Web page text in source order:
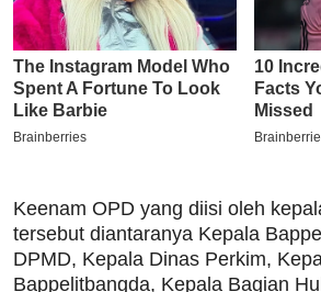
Keenam OPD yang diisi oleh
tersebut diantaranya Kepala
DPMD, Kepala Dinas Perkim,
Bappelitbangda, Kepala Bagian